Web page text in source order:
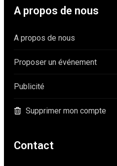
A propos de nous
A propos de nous
Proposer un événement
Publicité
Supprimer mon compte
Contact